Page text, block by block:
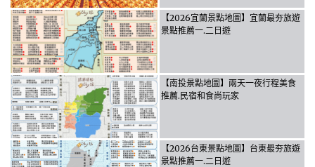
【2026宜蘭景點地圖】宜蘭最夯旅遊
景點推薦一.二日遊
【南投景點地圖】兩天一夜行程美食
推薦.民宿和食尚玩家
【2026台東景點地圖】台東最夯旅遊
景點推薦一.二日遊